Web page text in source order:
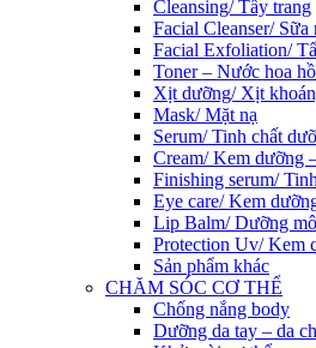
Cleansing/ Tẩy trang
Facial Cleanser/ Sữa
Facial Exfoliation/
Toner – Nước hoa
Xịt dưỡng/ Xịt
Mask/ Mặt nạ
Serum/ Tinh chất
Cream/ Kem dưỡng
Finishing serum/
Eye care/ Kem
Lip Balm/ Dưỡng
Protection Uv/ Kem
Sản phẩm khác
CHĂM SÓC CƠ THỂ
Chống nắng body
Dưỡng da tay – da